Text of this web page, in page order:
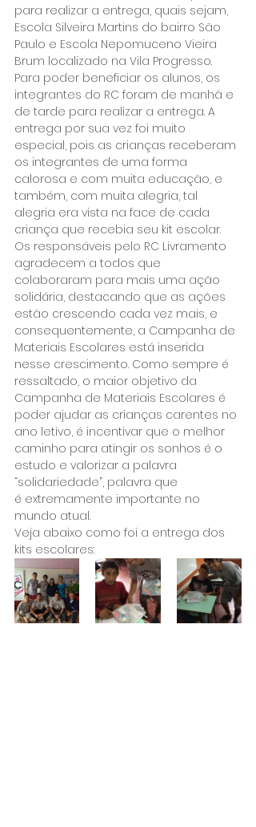
para realizar a entrega, quais sejam,
Escola Silveira Martins do bairro São
Paulo e Escola Nepomuceno Vieira
Brum localizado na Vila Progresso.
Para poder beneficiar os alunos, os
integrantes do RC foram de manhã e
de tarde para realizar a entrega. A
entrega por sua vez foi muito
especial, pois as crianças receberam
os integrantes de uma forma
calorosa e com muita educação, e
também, com muita alegria, tal
alegria era vista na face de cada
criança que recebia seu kit escolar.
Os responsáveis pelo RC Livramento
agradecem a todos que
colaboraram para mais uma ação
solidária, destacando que as ações
estão crescendo cada vez mais, e
consequentemente, a Campanha de
Materiais Escolares está inserida
nesse crescimento. Como sempre é
ressaltado, o maior objetivo da
Campanha de Materiais Escolares é
poder ajudar as crianças carentes no
ano letivo, é incentivar que o melhor
caminho para atingir os sonhos é o
estudo e valorizar a palavra
“solidariedade”, palavra que
é extremamente importante no
mundo atual.
Veja abaixo como foi a entrega dos
kits escolares: